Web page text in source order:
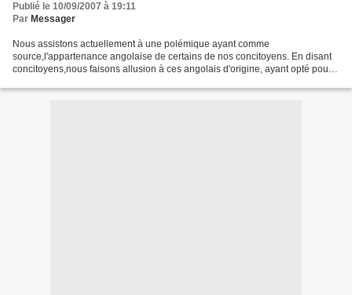
Publié le 10/09/2007 à 19:11
Par Messager
Nous assistons actuellement à une polémique ayant comme
source,l'appartenance angolaise de certains de nos concitoyens. En disant
concitoyens,nous faisons allusion à ces angolais d'origine, ayant opté pour